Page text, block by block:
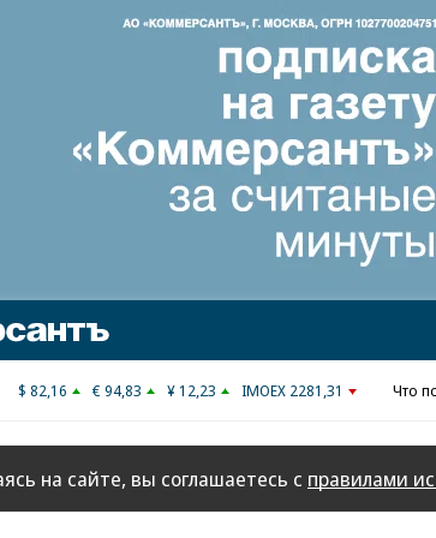
$ 82,16 € 94,83 ¥ 12,23 IMOEX 2281,31 Что
на сайте, вы соглашаетесь с правилами